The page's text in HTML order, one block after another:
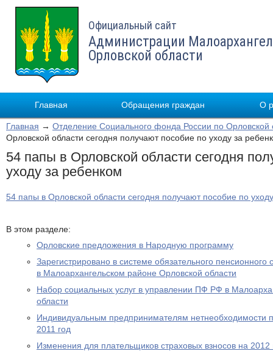
Официальный сайт
Администрации
Орловской области
Главная Обращения граждан О
Главная → Отделение Социального фонда России по Орловской
Орловской области сегодня получают пособие по уходу за
54 папы в Орловской области сегодня
уходу за ребенком
54 папы в Орловской области сегодня получают пособие по
В этом разделе:
Орловские предложения в Народную программу
Зарегистрировано в системе обязательного
в Малоархангельском районе Орловской области
Набор социальных услуг в управлении ПФ РФ в
области
Индивидуальным предпринимателям нетнеобходимости
2011 год
Изменения для плательщиков страховых взносов на 2012